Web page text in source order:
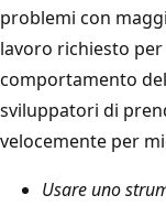
problemi con
lavoro richiesto
comportamento
sviluppatori di
velocemente per
Usare uno